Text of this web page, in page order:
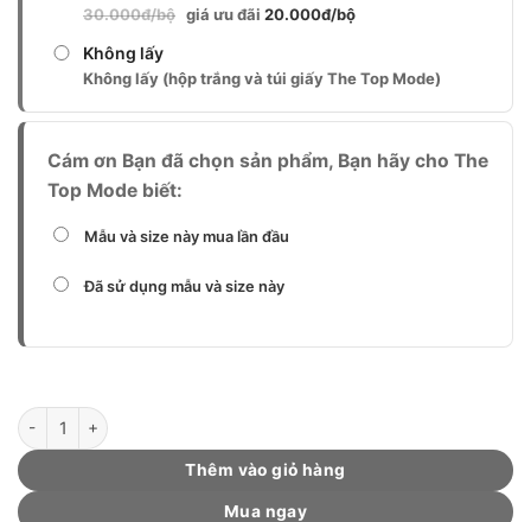
30.000đ/bộ giá ưu đãi 20.000đ/bộ
Không lấy
Không lấy (hộp trắng và túi giấy The Top Mode)
Cám ơn Bạn đã chọn sản phẩm, Bạn hãy cho The
Top Mode biết:
Mẫu và size này mua lần đầu
Đã sử dụng mẫu và size này
Đồng phục 0200 (mẫu W01 Plus-TCX Light Gray) số lượng
Thêm vào giỏ hàng
Mua ngay